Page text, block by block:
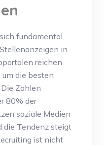
fundamental
in
reichen
die besten
Zahlen
80% der
soziale Medien
die Tendenz steigt
ist nicht